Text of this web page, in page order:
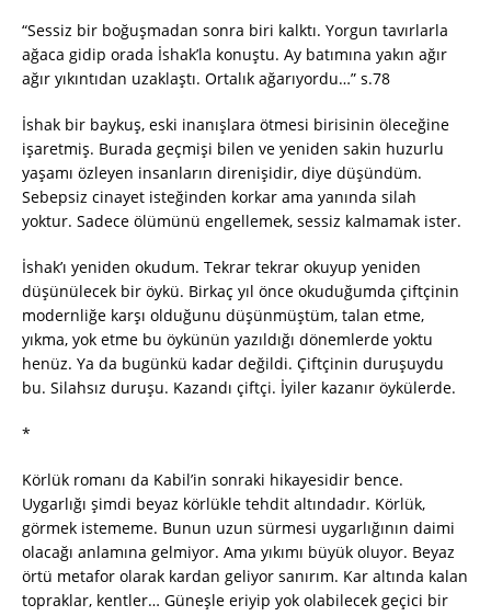
“Sessiz bir boğuşmadan sonra biri kalktı. Yorgun tavırlarla
ağaca gidip orada İshak’la konuştu. Ay batımına yakın ağır
ağır yıkıntıdan uzaklaştı. Ortalık ağarıyordu…” s.78
İshak bir baykuş, eski inanışlara ötmesi birisinin öleceğine
işaretmiş. Burada geçmişi bilen ve yeniden sakin huzurlu
yaşamı özleyen insanların direnişidir, diye düşündüm.
Sebepsiz cinayet isteğinden korkar ama yanında silah
yoktur. Sadece ölümünü engellemek, sessiz kalmamak ister.
İshak’ı yeniden okudum. Tekrar tekrar okuyup yeniden
düşünülecek bir öykü. Birkaç yıl önce okuduğumda çiftçinin
modernliğe karşı olduğunu düşünmüştüm, talan etme,
yıkma, yok etme bu öykünün yazıldığı dönemlerde yoktu
henüz. Ya da bugünkü kadar değildi. Çiftçinin duruşuydu
bu. Silahsız duruşu. Kazandı çiftçi. İyiler kazanır öykülerde.
*
Körlük romanı da Kabil’in sonraki hikayesidir bence.
Uygarlığı şimdi beyaz körlükle tehdit altındadır. Körlük,
görmek istememe. Bunun uzun sürmesi uygarlığının daimi
olacağı anlamına gelmiyor. Ama yıkımı büyük oluyor. Beyaz
örtü metafor olarak kardan geliyor sanırım. Kar altında kalan
topraklar, kentler… Güneşle eriyip yok olabilecek geçici bir